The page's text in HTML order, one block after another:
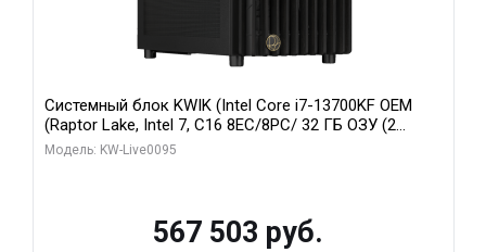
Системный блок KWIK (Intel Core i7-13700KF OEM
(Raptor Lake, Intel 7, C16 8EC/8PC/ 32 ГБ ОЗУ (2
модуля)/ Afox RTX4090 24GB GDDR6X 384-Bit 3xDP
Модель: KW-Live0095
567 503 руб.